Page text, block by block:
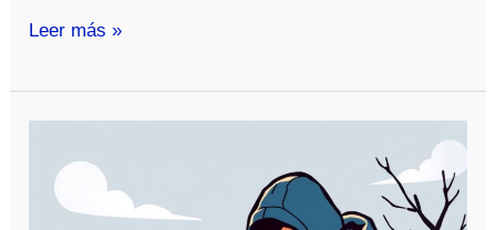
Cómo
y
Vulnerabilidades
Leer más »